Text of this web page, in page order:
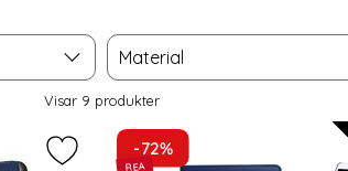
Material
Material
Visar 9 produkter
- Silver som favorit
Markera huawei MatePad Pro
-72%